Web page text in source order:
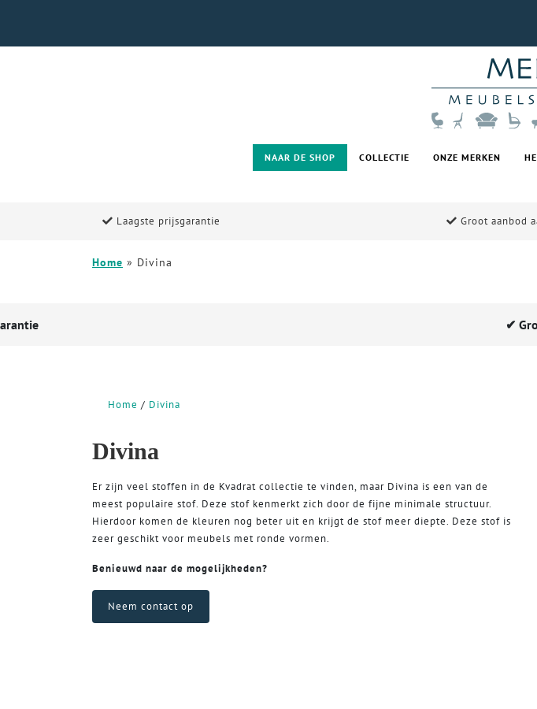
NAAR DE SHOP COLLECTIE ONZE MERKEN
Laagste prijsgarantie Groot aanbod
Home » Divina
✔
Home Divina
Divina
Er zijn veel stoffen in de Kvadrat collectie te vinden, maar Divina is een van de
meest populaire stof. Deze stof kenmerkt zich door de fijne minimale structuur.
Hierdoor komen de kleuren nog beter uit en krijgt de stof meer diepte. Deze stof is
zeer geschikt voor meubels met ronde vormen.
Benieuwd naar de mogelijkheden?
Neem contact op